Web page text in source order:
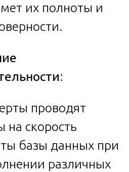
их полноты и
:
проводят
на скорость
базы данных при
различных